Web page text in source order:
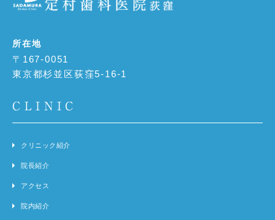
所在地
〒167-0051
東京都杉並区荻窪5-16-1
CLINIC
クリニック紹介
院長紹介
アクセス
院内紹介